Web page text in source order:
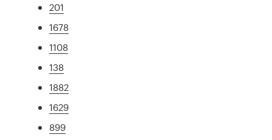
201
1678
1108
138
1882
1629
899